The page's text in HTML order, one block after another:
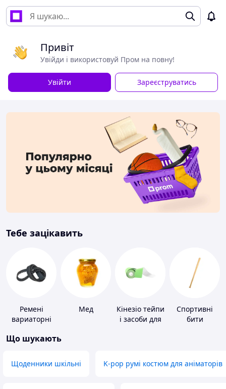
Привіт
Увійди і використовуй Пром на повну!
Увійти Зареєструватись
Тебе зацікавить
Ремені
вариаторні
Мед
Кінезіо тейпи
і засоби для
Спортивні
бити
Що шукають
Щоденники шкільні K-pop румі костюм для аніматорів